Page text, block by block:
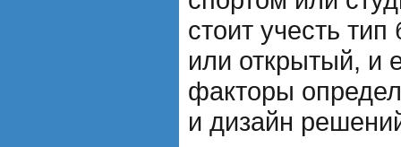
стоит учесть
или открытый, и
факторы
и дизайн